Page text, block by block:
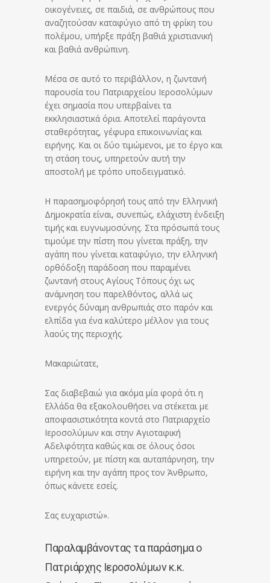
οικογένειες, σε παιδιά, σε ανθρώπους που
αναζητούσαν καταφύγιο από τη φρίκη του
πολέμου, υπήρξε πράξη βαθιά χριστιανική
και βαθιά ανθρώπινη.
Μέσα σε αυτό το περιβάλλον, η ζωντανή
παρουσία του Πατριαρχείου Ιεροσολύμων
έχει σημασία που υπερβαίνει τα
εκκλησιαστικά όρια. Αποτελεί παράγοντα
σταθερότητας, γέφυρα επικοινωνίας και
ειρήνης. Και οι δύο τιμώμενοι, με το έργο και
τη στάση τους, υπηρετούν αυτή την
αποστολή με τρόπο υποδειγματικό.
Η παρασημοφόρησή τους από την Ελληνική
Δημοκρατία είναι, συνεπώς, ελάχιστη ένδειξη
τιμής και ευγνωμοσύνης. Στα πρόσωπά τους
τιμούμε την πίστη που γίνεται πράξη, την
αγάπη που γίνεται καταφύγιο, την ελληνική
ορθόδοξη παράδοση που παραμένει
ζωντανή στους Αγίους Τόπους όχι ως
ανάμνηση του παρελθόντος, αλλά ως
ενεργός δύναμη ανθρωπιάς στο παρόν και
ελπίδα για ένα καλύτερο μέλλον για τους
λαούς της περιοχής.
Μακαριώτατε,
Σας διαβεβαιώ για ακόμα μία φορά ότι η
Ελλάδα θα εξακολουθήσει να στέκεται με
αποφασιστικότητα κοντά στο Πατριαρχείο
Ιεροσολύμων και στην Αγιοταφική
Αδελφότητα καθώς και σε όλους όσοι
υπηρετούν, με πίστη και αυταπάρνηση, την
ειρήνη και την αγάπη προς τον Άνθρωπο,
όπως κάνετε εσείς.
Σας ευχαριστώ».
Παραλαμβάνοντας τα παράσημα ο
Πατριάρχης Ιεροσολύμων κ.κ.